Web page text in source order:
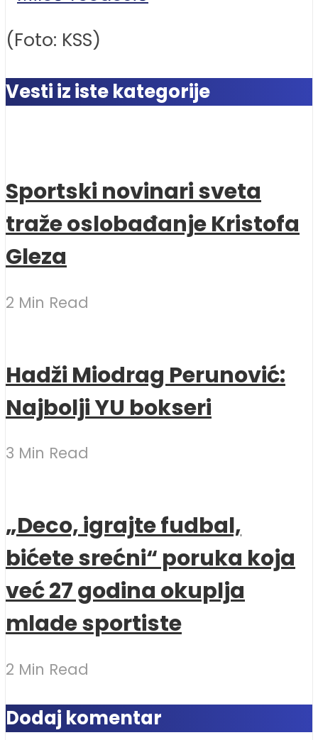
(Foto: KSS)
Vesti iz iste kategorije
Sportski novinari sveta
traže oslobađanje Kristofa
Gleza
2 Min Read
Hadži Miodrag Perunović:
Najbolji YU bokseri
3 Min Read
„Deco, igrajte fudbal,
bićete srećni“ poruka koja
već 27 godina okuplja
mlade sportiste
2 Min Read
Dodaj komentar